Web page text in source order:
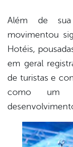
Além de
movimentou
Hotéis,
em geral
de turistas e
como um